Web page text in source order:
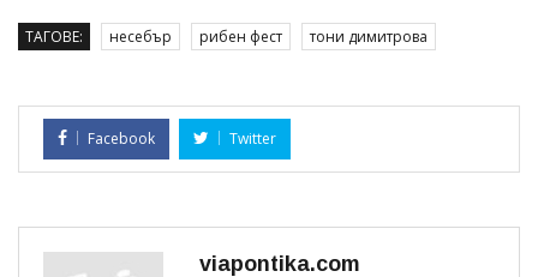
ТАГОВЕ: несебър рибен фест тони димитрова
Facebook Twitter
viapontika.com